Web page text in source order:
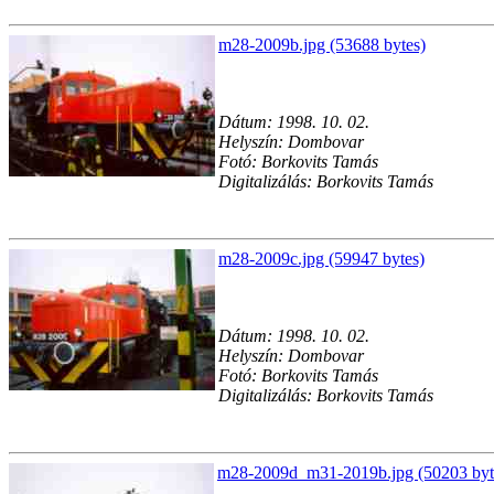
m28-2009b.jpg (53688 bytes)
Dátum: 1998. 10. 02.
Helyszín: Dombovar
Fotó: Borkovits Tamás
Digitalizálás: Borkovits Tamás
m28-2009c.jpg (59947 bytes)
Dátum: 1998. 10. 02.
Helyszín: Dombovar
Fotó: Borkovits Tamás
Digitalizálás: Borkovits Tamás
m28-2009d_m31-2019b.jpg (50203